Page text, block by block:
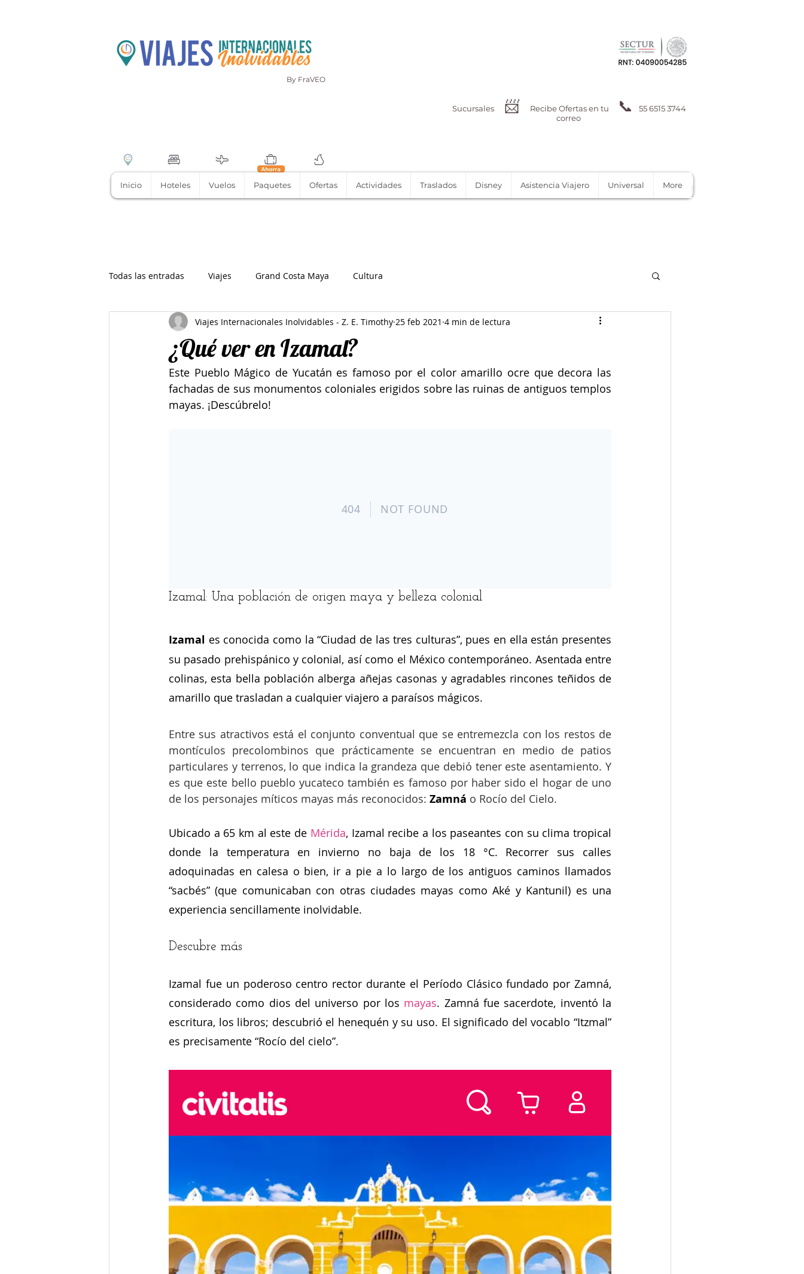
By FraVEO
Sucursales
Recibe Ofertas en tu
correo
📞
📨 55 6515 3744
Inicio Hoteles Vuelos Paquetes Ofertas Actividades Traslados Disney Asistencia Viajero Universal More
Todas las entradas Viajes Grand Costa Maya Cultura
¿Qué ver en Izamal?
Viajes Internacionales Inolvidables - Z. E. Timothy 25 feb 2021 4 min de lectura
Este Pueblo Mágico de Yucatán es famoso por el color amarillo ocre que decora las
fachadas de sus monumentos coloniales erigidos sobre las ruinas de antiguos templos
mayas. ¡Descúbrelo!
Izamal: Una población de origen maya y belleza colonial
Izamal es conocida como la “Ciudad de las tres culturas”, pues en ella están presentes
su pasado prehispánico y colonial, así como el México contemporáneo. Asentada entre
colinas, esta bella población alberga añejas casonas y agradables rincones teñidos de
amarillo que trasladan a cualquier viajero a paraísos mágicos.
Entre sus atractivos está el conjunto conventual que se entremezcla con los restos de
montículos precolombinos que prácticamente se encuentran en medio de patios
particulares y terrenos, lo que indica la grandeza que debió tener este asentamiento. Y
es que este bello pueblo yucateco también es famoso por haber sido el hogar de uno
de los personajes míticos mayas más reconocidos: Zamná o Rocío del Cielo.
Ubicado a 65 km al este de Mérida, Izamal recibe a los paseantes con su clima tropical
donde la temperatura en invierno no baja de los 18 °C. Recorrer sus calles
adoquinadas en calesa o bien, ir a pie a lo largo de los antiguos caminos llamados
“sacbés” (que comunicaban con otras ciudades mayas como Aké y Kantunil) es una
experiencia sencillamente inolvidable.
Descubre más
Izamal fue un poderoso centro rector durante el Período Clásico fundado por Zamná,
considerado como dios del universo por los mayas. Zamná fue sacerdote, inventó la
escritura, los libros; descubrió el henequén y su uso. El significado del vocablo “Itzmal”
es precisamente “Rocío del cielo”.